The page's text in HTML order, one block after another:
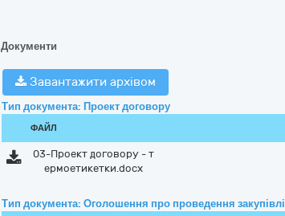
Документи
Завантажити архівом
Тип документа: Проект договору
ФАЙЛ
03-Проект договору - т
ермоетикетки.docx
Тип документа: Оголошення про проведення закупівлі